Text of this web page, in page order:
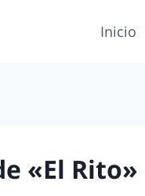
Inicio
«El Rito»